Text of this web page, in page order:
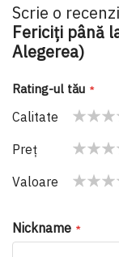
Scrie o
Fericiți până
Alegerea)
Rating-ul tău
Calitate
star
stars
stars
stars
stars
Preţ
star
stars
stars
stars
stars
Valoare
Nickname